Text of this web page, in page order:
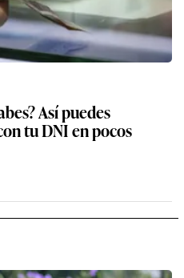
Así puedes
tu DNI en pocos